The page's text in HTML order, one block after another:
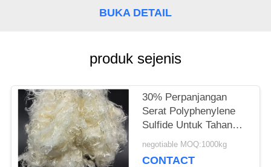
PRIVACY
POLICY
BUKA DETAIL
produk sejenis
30% Perpanjangan
Serat Polyphenylene
Sulfide Untuk Tahan
Suhu Tinggi
negotiable MOQ:1000kg
CONTACT